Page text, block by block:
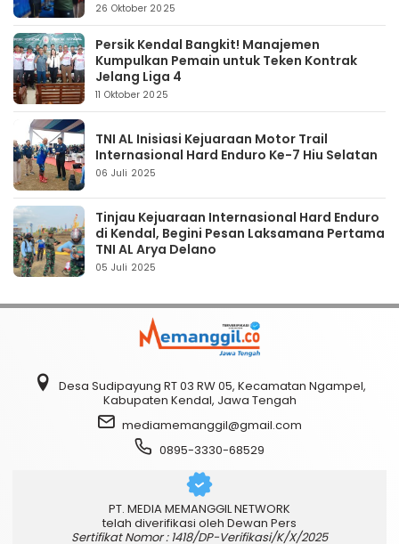
26 Oktober 2025
Persik Kendal Bangkit! Manajemen
Kumpulkan Pemain untuk Teken Kontrak
Jelang Liga 4
11 Oktober 2025
TNI AL Inisiasi Kejuaraan Motor Trail
Internasional Hard Enduro Ke-7 Hiu Selatan
06 Juli 2025
Tinjau Kejuaraan Internasional Hard Enduro
di Kendal, Begini Pesan Laksamana Pertama
TNI AL Arya Delano
05 Juli 2025
Desa Sudipayung RT 03 RW 05, Kecamatan Ngampel,
Kabupaten Kendal, Jawa Tengah
mediamemanggil@gmail.com
0895-3330-68529
PT. MEDIA MEMANGGIL NETWORK
telah diverifikasi oleh Dewan Pers
Sertifikat Nomor : 1418/DP-Verifikasi/K/X/2025